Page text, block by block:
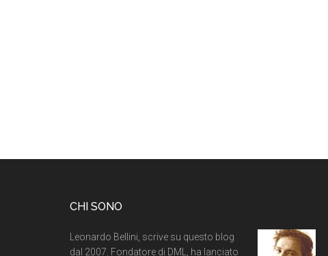
CHI SONO
Leonardo Bellini, scrive su questo blog
dal 2007. Fondatore di DML, ha lanciato